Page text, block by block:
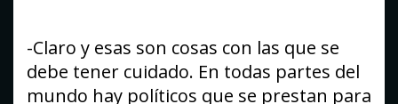
-Claro y esas son cosas con las que se
debe tener cuidado. En todas partes del
mundo hay políticos que se prestan para